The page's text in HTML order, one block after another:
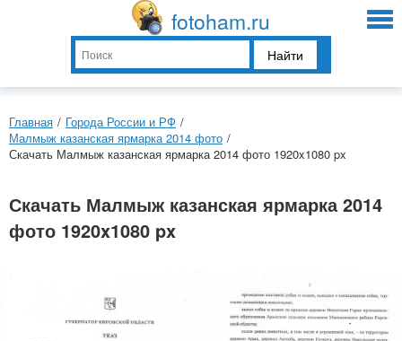
fotoham.ru
Найти
Главная / Города России и РФ /
Малмыж казанская ярмарка 2014 фото /
Скачать Малмыж казанская ярмарка 2014 фото 1920x1080 px
Скачать Малмыж казанская ярмарка 2014
фото 1920x1080 px